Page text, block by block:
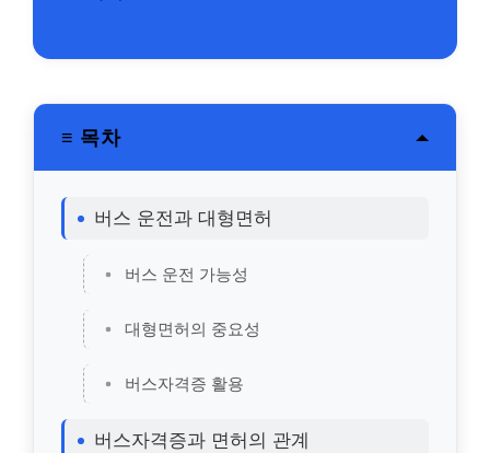
≡ 목차
버스 운전과 대형면허
버스 운전 가능성
대형면허의 중요성
버스자격증 활용
버스자격증과 면허의 관계